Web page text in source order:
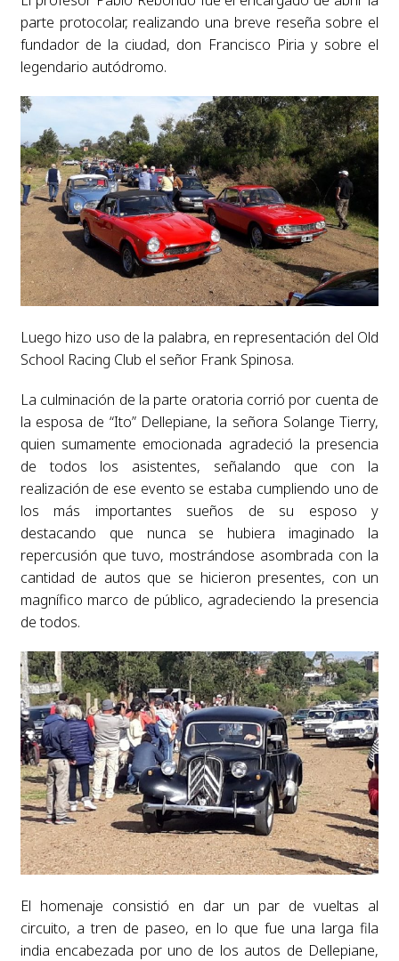
parte protocolar, realizando una breve reseña sobre el
fundador de la ciudad, don Francisco Piria y sobre el
legendario autódromo.
Luego hizo uso de la palabra, en representación del Old
School Racing Club el señor Frank Spinosa.
La culminación de la parte oratoria corrió por cuenta de
la esposa de “Ito” Dellepiane, la señora Solange Tierry,
quien sumamente emocionada agradeció la presencia
de todos los asistentes, señalando que con la
realización de ese evento se estaba cumpliendo uno de
los más importantes sueños de su esposo y
destacando que nunca se hubiera imaginado la
repercusión que tuvo, mostrándose asombrada con la
cantidad de autos que se hicieron presentes, con un
magnífico marco de público, agradeciendo la presencia
de todos.
El homenaje consistió en dar un par de vueltas al
circuito, a tren de paseo, en lo que fue una larga fila
india encabezada por uno de los autos de Dellepiane,